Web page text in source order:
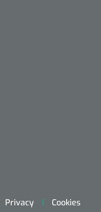
Privacy Cookies